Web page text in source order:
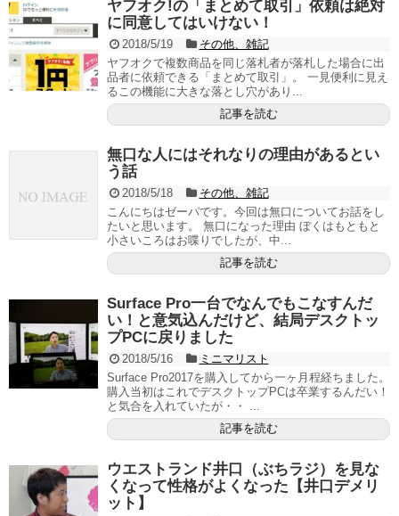
ヤフオク!の「まとめて取引」依頼は絶対
に同意してはいけない！
2018/5/19
その他、雑記
ヤフオクで複数商品を同じ落札者が落札した場合に出
品者に依頼できる「まとめて取引」。 一見便利に見え
るこの機能に大きな落とし穴があり...
記事を読む
無口な人にはそれなりの理由があるとい
う話
2018/5/18
その他、雑記
こんにちはゼーパです。今回は無口についてお話をし
たいと思います。 無口になった理由 ぼくはもともと
小さいころはお喋りでしたが、中...
記事を読む
Surface Pro一台でなんでもこなすんだ
い！と意気込んだけど、結局デスクトッ
プPCに戻りました
2018/5/16
ミニマリスト
Surface Pro2017を購入してから一ヶ月程経ちました。
購入当初はこれでデスクトップPCは卒業するんだい！
と気合を入れていたが・・ ...
記事を読む
ウエストランド井口（ぶちラジ）を見な
くなって性格がよくなった【井口デメリ
ット】